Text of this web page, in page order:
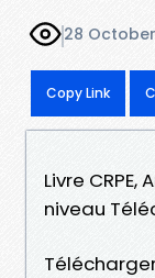
28
Copy Link
Livre
niveau